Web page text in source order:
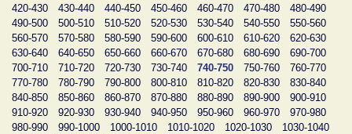
420-430
430-440 440-450 450-460 460-470 470-480
480-490
490-500
500-510 510-520 520-530 530-540 540-550
550-560
560-570
570-580 580-590 590-600 600-610 610-620
620-630
630-640
640-650 650-660 660-670 670-680 680-690
690-700
700-710
710-720 720-730 730-740 740-750 750-760
760-770
770-780
780-790 790-800 800-810 810-820 820-830
830-840
840-850
850-860 860-870 870-880 880-890 890-900
900-910
910-920
920-930 930-940 940-950 950-960 960-970
970-980
980-990
990-1000 1000-1010 1010-1020 1020-1030
1030-1040